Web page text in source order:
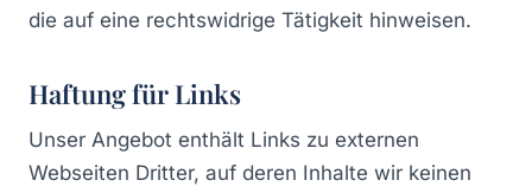
die auf eine rechtswidrige Tätigkeit hinweisen.
Haftung für Links
Unser Angebot enthält Links zu externen
Webseiten Dritter, auf deren Inhalte wir keinen